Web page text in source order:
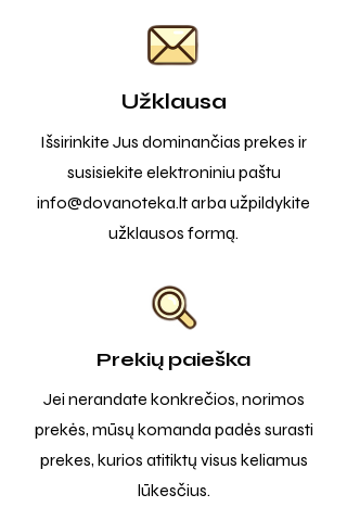
Užklausa
Išsirinkite Jus dominančias prekes ir
susisiekite elektroniniu paštu
info@dovanoteka.ltarba užpildykite
užklausos formą.
Prekių paieška
Jei nerandate konkrečios, norimos
prekės, mūsų komanda padės surasti
prekes, kurios atitiktų visus keliamus
lūkesčius.